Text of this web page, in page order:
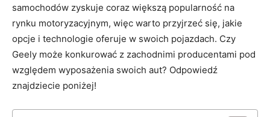
samochodów zyskuje⁣ coraz większą popularność na
rynku motoryzacyjnym, więc warto przyjrzeć się, jakie
opcje i technologie oferuje w swoich pojazdach. Czy
Geely ⁢może konkurować z zachodnimi producentami pod
względem wyposażenia swoich aut? Odpowiedź
znajdziecie poniżej!